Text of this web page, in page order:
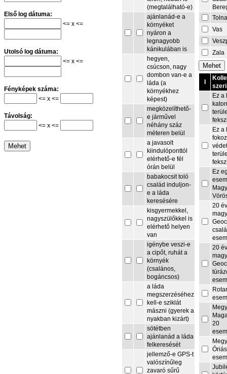
Első log dátuma:
<= x <=
Utolsó log dátuma:
<= x <=
Fényképek száma:
<= x <=
Távolság:
<= x <=
(megtalálható-e)
ajánlanád-e a
környéket
nyáron a
legnagyobb
kánikulában is
hegyen,
csúcson, nagy
dombon van-e a
láda (a
környékhez
képest)
megközelíthető-
e járművel
néhány száz
méteren belül
a javasolt
kiindulóponttól
elérhető-e fél
órán belül
babakocsit toló
család induljon-
e a láda
keresésére
kisgyermekkel,
nagyszülőkkel is
elérhető helyen
van
igénybe veszi-e
a cipőt, ruhát a
környék
(csalános,
bogáncsos)
a láda
megszerzéséhez
kell-e sziklát
mászni (gyerek a
nyakban kizárt)
sötétben
ajánlanád a láda
felkeresését
jellemző-e GPS-t
valószínűleg
zavaró sűrű
Vas
Zala
I
Ez a
Ez a
Ez
20
20
20